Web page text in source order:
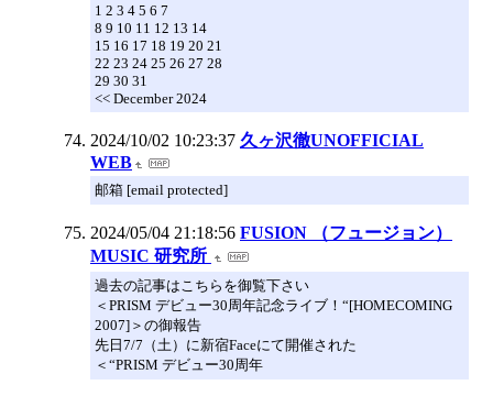
1 2 3 4 5 6 7
8 9 10 11 12 13 14
15 16 17 18 19 20 21
22 23 24 25 26 27 28
29 30 31
<< December 2024
2024/10/02 10:23:37 久ヶ沢徹UNOFFICIAL
WEB
邮箱 [email protected]
2024/05/04 21:18:56 FUSION （フュージョン）
MUSIC 研究所
過去の記事はこちらを御覧下さい
＜PRISM デビュー30周年記念ライブ！“[HOMECOMING
2007]＞の御報告
先日7/7（土）に新宿Faceにて開催された
＜“PRISM デビュー30周年